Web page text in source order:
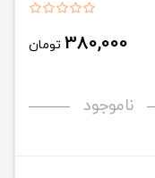
380,000 تومان
ناموجود